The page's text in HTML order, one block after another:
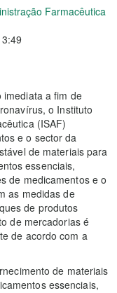
Farmacêutica
imediata a fim de
o Instituto
(ISAF)
e o sector da
de materiais para
essenciais,
de medicamentos e o
as medidas de
de produtos
de mercadorias é
de acordo com a
de materiais
essenciais,